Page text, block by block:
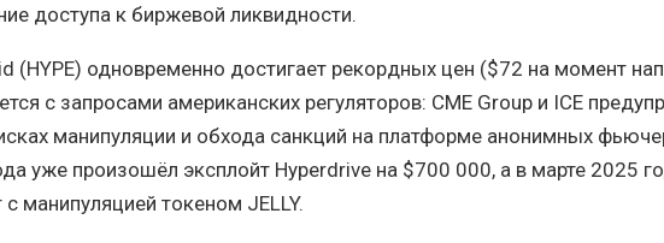
доступа к биржевой ликвидности.
(HYPE) одновременно достигает рекордных цен ($72 на момент
с запросами американских регуляторов: CME Group и ICE
манипуляции и обхода санкций на платформе анонимных
уже произошёл эксплойт Hyperdrive на $700 000, а в марте 2025
с манипуляцией токеном JELLY.